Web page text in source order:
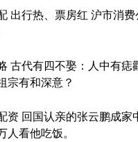
出行热、票房红 沪市消
古代有四不娶：人中有痣
宗有和深意？
资 回国认亲的张云鹏成家
人看他吃饭。